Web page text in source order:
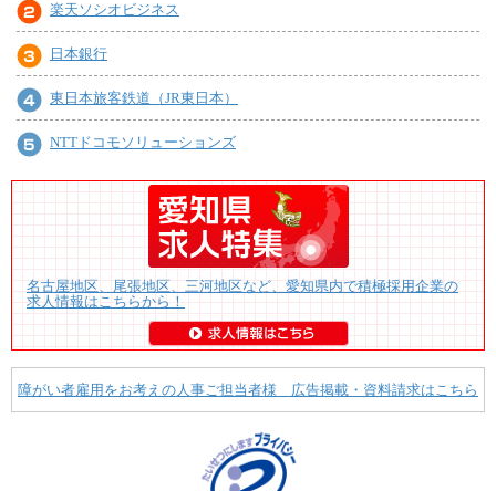
楽天ソシオビジネス
日本銀行
東日本旅客鉄道（JR東日本）
NTTドコモソリューションズ
名古屋地区、尾張地区、三河地区など、愛知県内で積極採用企業の
求人情報はこちらから！
障がい者雇用をお考えの人事ご担当者様 広告掲載・資料請求はこちら